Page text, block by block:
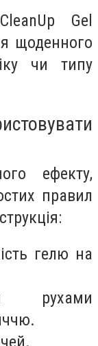
Gel
щоденного
чи типу
ефекту,
правил
гелю на
рухами